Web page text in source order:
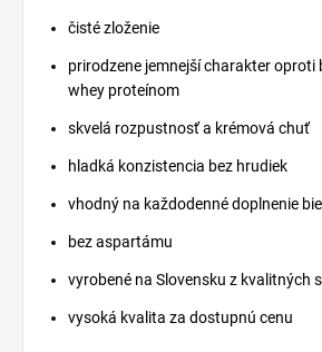
čisté zloženie
prirodzene jemnejší charakter oproti
whey proteínom
skvelá rozpustnosť a krémová chuť
hladká konzistencia bez hrudiek
vhodný na každodenné doplnenie
bez aspartámu
vyrobené na Slovensku z kvalitných
vysoká kvalita za dostupnú cenu